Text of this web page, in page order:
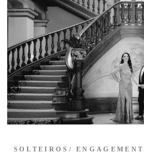
SOLTEIROS/ ENGAGEMENT